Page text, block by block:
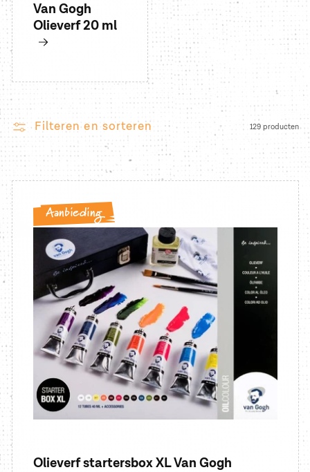
Van Gogh
Olieverf 20 ml
Filteren en sorteren 129 producten
Aanbieding
Olieverf startersbox XL Van Gogh